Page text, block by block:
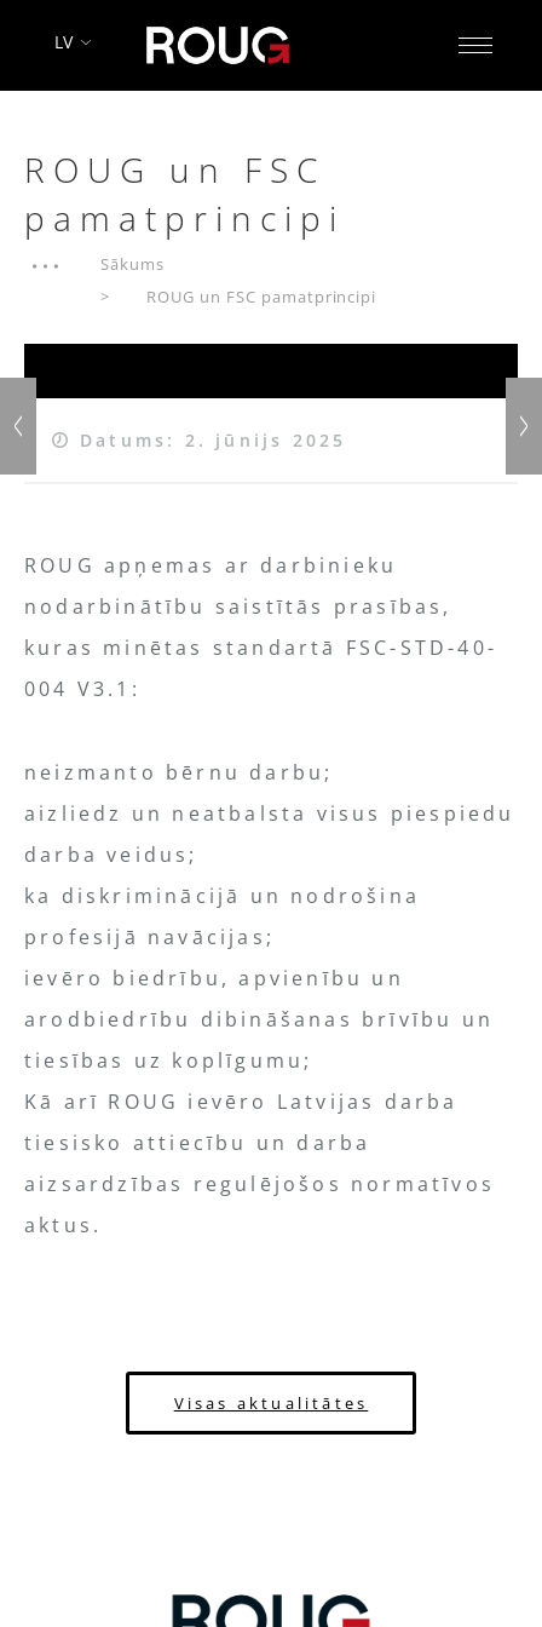
LV
ROUG un FSC
pamatprincipi
Sākums
ROUG un FSC pamatprincipi
Datums: 2. jūnijs 2025
ROUG apņemas ar darbinieku
nodarbinātību saistītās prasības,
kuras minētas standartā FSC-STD-40-
004 V3.1:
neizmanto bērnu darbu;
aizliedz un neatbalsta visus piespiedu
darba veidus;
ka diskriminācijā un nodrošina
profesijā navācijas;
ievēro biedrību, apvienību un
arodbiedrību dibināšanas brīvību un
tiesības uz koplīgumu;
Kā arī ROUG ievēro Latvijas darba
tiesisko attiecību un darba
aizsardzības regulējošos normatīvos
aktus.
Visas aktualitātes